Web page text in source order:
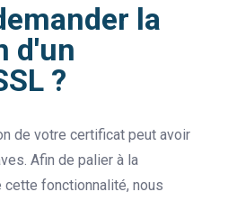
la
d'un
?
de votre certificat peut avoir
Afin de palier à la
fonctionnalité, nous